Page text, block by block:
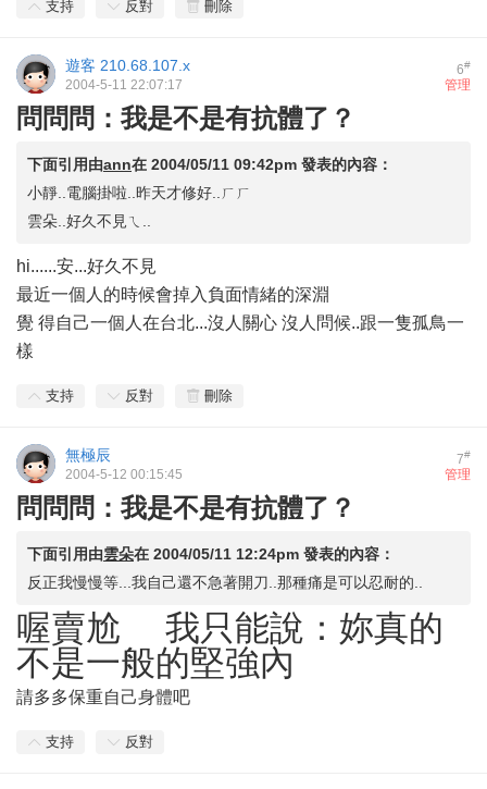
支持 反對 刪除
6#
遊客 210.68.107.x
管理
2004-5-11 22:07:17
問問問：我是不是有抗體了？
下面引用由ann在 2004/05/11 09:42pm 發表的內容：
小靜..電腦掛啦..昨天才修好..ㄏㄏ
雲朵..好久不見ㄟ..
hi......安...好久不見
最近一個人的時候會掉入負面情緒的深淵
覺 得自己一個人在台北...沒人關心 沒人問候..跟一隻孤鳥一
樣
支持 反對 刪除
7#
無極辰
管理
2004-5-12 00:15:45
問問問：我是不是有抗體了？
下面引用由雲朵在 2004/05/11 12:24pm 發表的內容：
反正我慢慢等...我自己還不急著開刀..那種痛是可以忍耐的..
喔賣尬 我只能說：妳真的
不是一般的堅強內
請多多保重自己身體吧
支持 反對